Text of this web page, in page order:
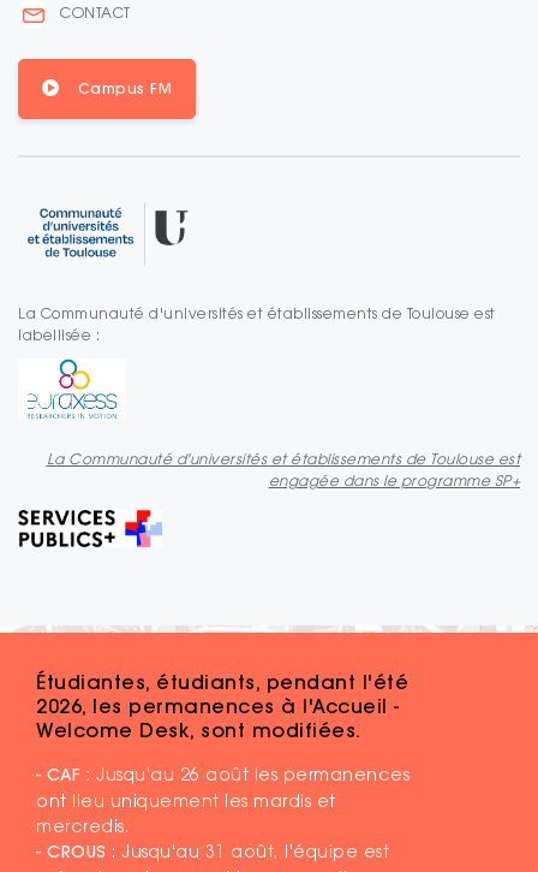
Étudiantes, étudiants, pendant l'été
2026, les permanences à l'Accueil -
Welcome Desk, sont modifiées.
- CAF : Jusqu'au 26 août les permanences
ont lieu uniquement les mardis et
mercredis.
- CROUS : Jusqu'au 31 août, l'équipe est
CONTACT
Campus FM
La Communauté d'universités et établissements de Toulouse est
labellisée :
La Communauté d'universités et établissements de Toulouse est
engagée dans le programme SP+